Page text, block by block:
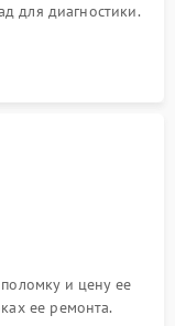
для диагностики.
и цену ее
ее ремонта.